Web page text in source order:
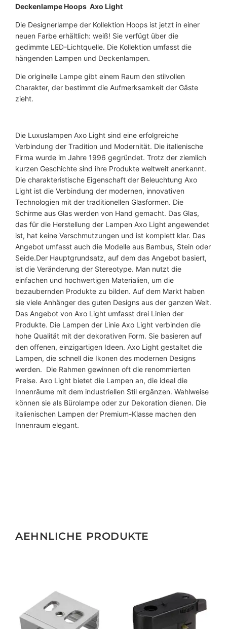
u
h
t
e
H
o
o
p
i
ß
A
x
o
L
i
g
h
t
M
e
n
g
e
Deckenlampe Hoops Axo Light
Die Designerlampe der Kollektion Hoops ist jetzt in einer
neuen Farbe erhältlich: weiß! Sie verfügt über die
gedimmte LED-Lichtquelle. Die Kollektion umfasst die
hängenden Lampen und Deckenlampen.
Die originelle Lampe gibt einem Raum den stilvollen
Charakter, der bestimmt die Aufmerksamkeit der Gäste
zieht.
Die Luxuslampen Axo Light sind eine erfolgreiche
Verbindung der Tradition und Modernität. Die italienische
Firma wurde im Jahre 1996 gegründet. Trotz der ziemlich
kurzen Geschichte sind ihre Produkte weltweit anerkannt.
Die charakteristische Eigenschaft der Beleuchtung Axo
Light ist die Verbindung der modernen, innovativen
Technologien mit der traditionellen Glasformen. Die
Schirme aus Glas werden von Hand gemacht. Das Glas,
das für die Herstellung der Lampen Axo Light angewendet
ist, hat keine Verschmutzungen und ist komplett klar. Das
Angebot umfasst auch die Modelle aus Bambus, Stein oder
Seide.Der Hauptgrundsatz, auf dem das Angebot basiert,
ist die Veränderung der Stereotype. Man nutzt die
einfachen und hochwertigen Materialien, um die
bezaubernden Produkte zu bilden. Auf dem Markt haben
sie viele Anhänger des guten Designs aus der ganzen Welt.
Das Angebot von Axo Light umfasst drei Linien der
Produkte. Die Lampen der Linie Axo Light verbinden die
hohe Qualität mit der dekorativen Form. Sie basieren auf
den offenen, einzigartigen Ideen. Axo Light gestaltet die
Lampen, die schnell die Ikonen des modernen Designs
werden. Die Rahmen gewinnen oft die renommierten
Preise. Axo Light bietet die Lampen an, die ideal die
Innenräume mit dem industriellen Stil ergänzen. Wahlweise
können sie als Bürolampe oder zur Dekoration dienen. Die
italienischen Lampen der Premium-Klasse machen den
Innenraum elegant.
AEHNLICHE PRODUKTE